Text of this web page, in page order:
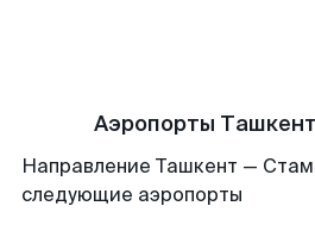
Аэропорты
Направление Ташкент —
следующие аэропорты